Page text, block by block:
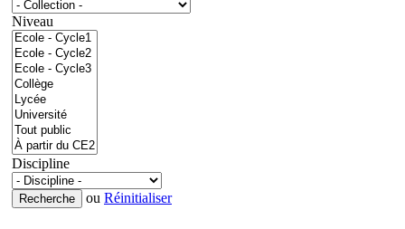
Niveau
Discipline
ou Réinitialiser